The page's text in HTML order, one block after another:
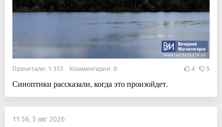
Прочитали: 1 353 Комментарии: 0 4 5
Синоптики рассказали, когда это произойдет.
11:56, 5 авг 2026